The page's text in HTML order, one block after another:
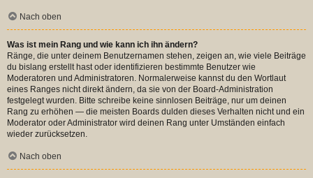
Nach oben
Was ist mein Rang und wie kann ich ihn ändern?
Ränge, die unter deinem Benutzernamen stehen, zeigen an, wie viele Beiträge
du bislang erstellt hast oder identifizieren bestimmte Benutzer wie
Moderatoren und Administratoren. Normalerweise kannst du den Wortlaut
eines Ranges nicht direkt ändern, da sie von der Board-Administration
festgelegt wurden. Bitte schreibe keine sinnlosen Beiträge, nur um deinen
Rang zu erhöhen — die meisten Boards dulden dieses Verhalten nicht und ein
Moderator oder Administrator wird deinen Rang unter Umständen einfach
wieder zurücksetzen.
Nach oben